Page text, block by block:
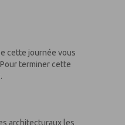
cette journée vous
terminer cette
architecturaux les